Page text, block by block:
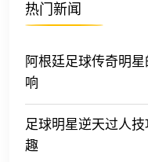
热门新闻
阿根廷足球传奇明
响
足球明星逆天过人
趣